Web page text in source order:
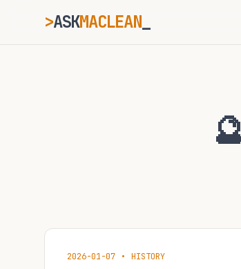
>ASKMACLEAN
2026-01-07 • HISTORY